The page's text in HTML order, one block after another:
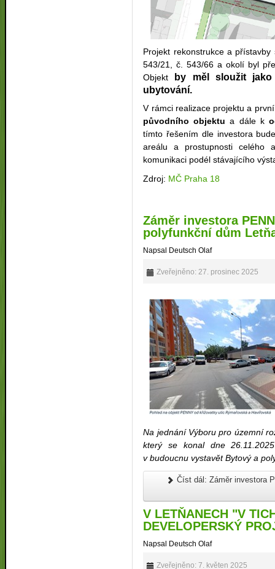
Projekt rekonstrukce a
543/21, č. 543/66 a okolí byl
Objekt
by měl sloužit
ubytování.
V rámci realizace projektu a
původního objektu a dále k
tímto řešením dle investora
areálu a prostupnosti celého
komunikaci podél stávajícího
Zdroj: MČ Praha 18
Záměr investora
polyfunkční dům
Napsal Deutsch Olaf
Zveřejněno: 27. prosinec 2025
Na jednání Výboru pro územní
který se konal dne
v budoucnu vystavět Bytový a
Číst dál: Záměr investora
V LETŇANECH "V
DEVELOPERSKÝ
Napsal Deutsch Olaf
Zveřejněno: 7. květen 2025